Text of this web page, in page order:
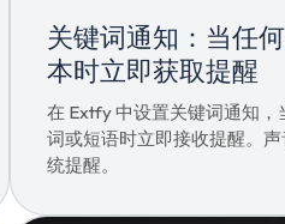
关键词通知：当任
本时立即获取提醒
在 Extfy 中设置关键词通知，
词或短语时立即接收提醒。
统提醒。